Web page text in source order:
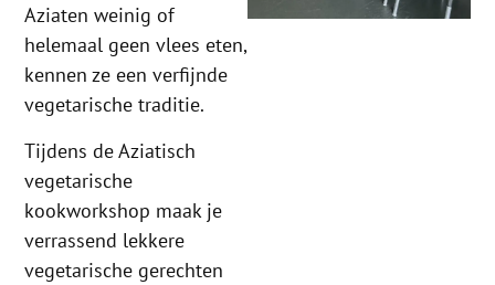
Aziaten weinig of
helemaal geen vlees eten,
kennen ze een verfijnde
vegetarische traditie.
Tijdens de Aziatisch
vegetarische
kookworkshop maak je
verrassend lekkere
vegetarische gerechten